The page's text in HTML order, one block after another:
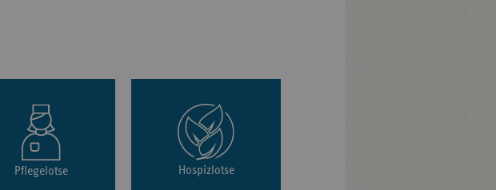
Pflegelotse Hospizlotse